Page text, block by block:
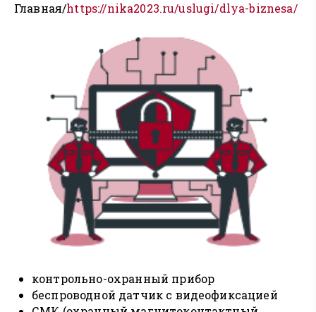
Главная https://nika2023.ru/uslugi/dlya-biznesa/
контрольно-охранный прибор
беспроводной датчик с видеофиксацией